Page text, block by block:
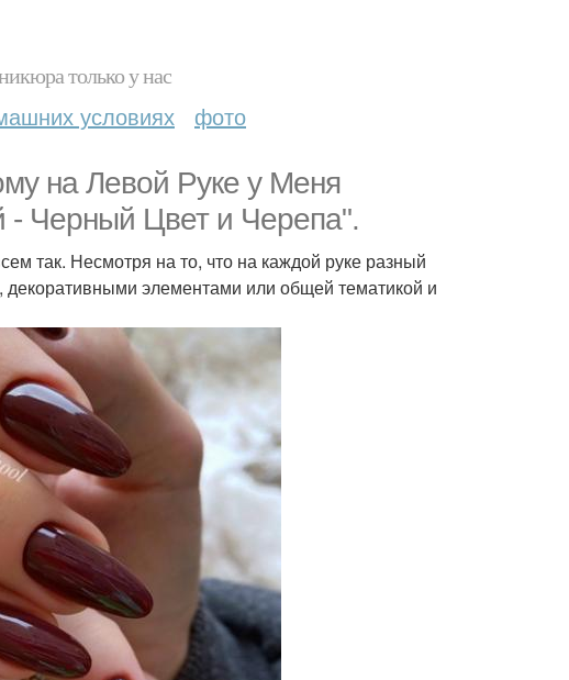
только у нас
условиях фото
на Левой Руке у Меня
Черный Цвет и Черепа".
так. Несмотря на то, что на каждой руке разный
элементами или общей тематикой и